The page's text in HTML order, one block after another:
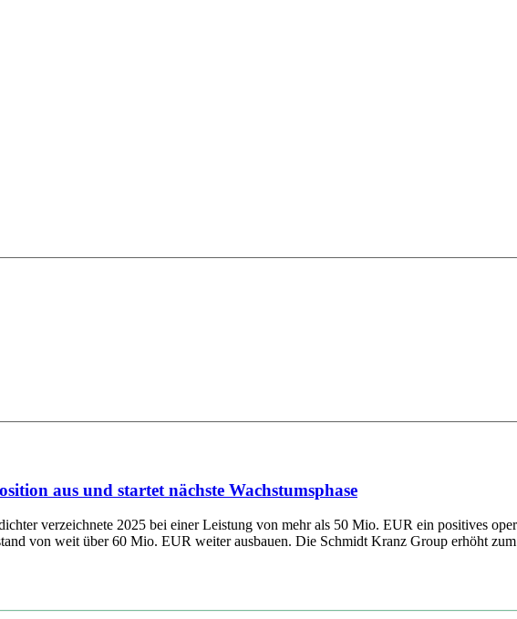
aus und startet nächste Wachstumsphase
verzeichnete 2025 bei einer Leistung von mehr als 50 Mio. EUR ein positives
von weit über 60 Mio. EUR weiter ausbauen. Die Schmidt Kranz Group erhöht